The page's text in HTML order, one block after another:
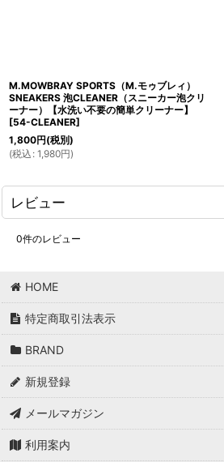
M.MOWBRAY SPORTS（M.モゥブレィ）
SNEAKERS 泡CLEANER（スニーカー泡クリ
ーナー）【水洗い不要の簡単クリーナー】
[54-CLEANER]
1,800円(税別)
(税込 : 1,980円)
レビュー
0件のレビュー
HOME
特定商取引法表示
BRAND
新規登録
メールマガジン
利用案内